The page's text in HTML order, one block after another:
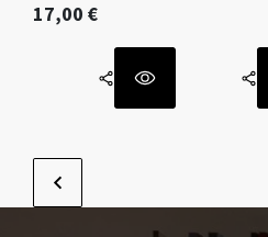
17,00 €